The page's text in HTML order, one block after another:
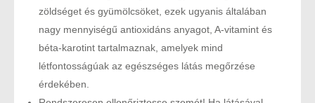
zöldséget és gyümölcsöket, ezek ugyanis általában
nagy mennyiségű antioxidáns anyagot, A-vitamint és
béta-karotint tartalmaznak, amelyek mind
létfontosságúak az egészséges látás megőrzése
érdekében.